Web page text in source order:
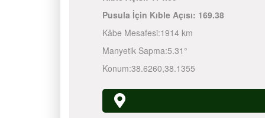
Pusula İçin Kıble Açısı: 169.38
Kâbe Mesafesi:1914 km
Manyetik Sapma:5.31°
Konum:38.6260,38.1355